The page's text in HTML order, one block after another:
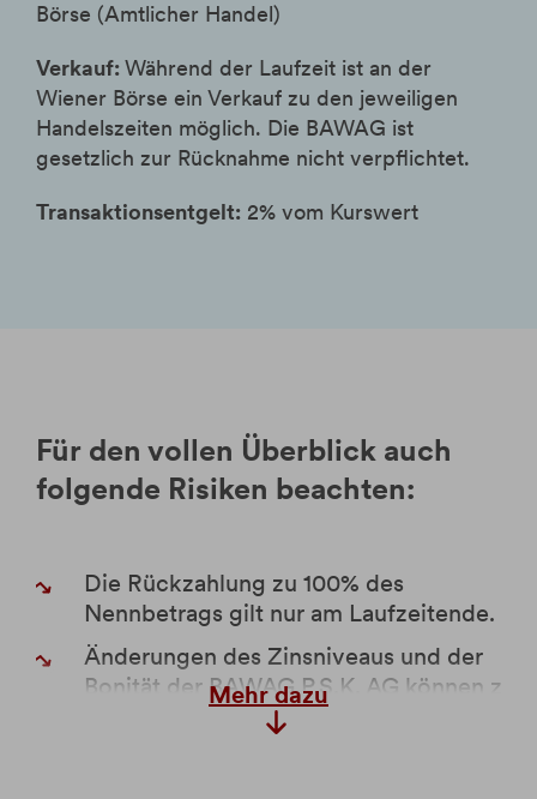
Börse (Amtlicher Handel)
Verkauf:Während der Laufzeit ist an der
Wiener Börse ein Verkauf zu den jeweiligen
Handelszeiten möglich. Die BAWAG ist
gesetzlich zur Rücknahme nicht verpflichtet.
Transaktionsentgelt: 2% vom Kurswert
Für den vollen Überblick auch
folgende Risiken beachten:
Die Rückzahlung zu 100% des
Nennbetrags gilt nur am Laufzeitende.
Änderungen des Zinsniveaus und der
Bonität der BAWAG P.S.K. AG können zu
Kursschwankungen und Kapitalverlusten
Mehr dazu